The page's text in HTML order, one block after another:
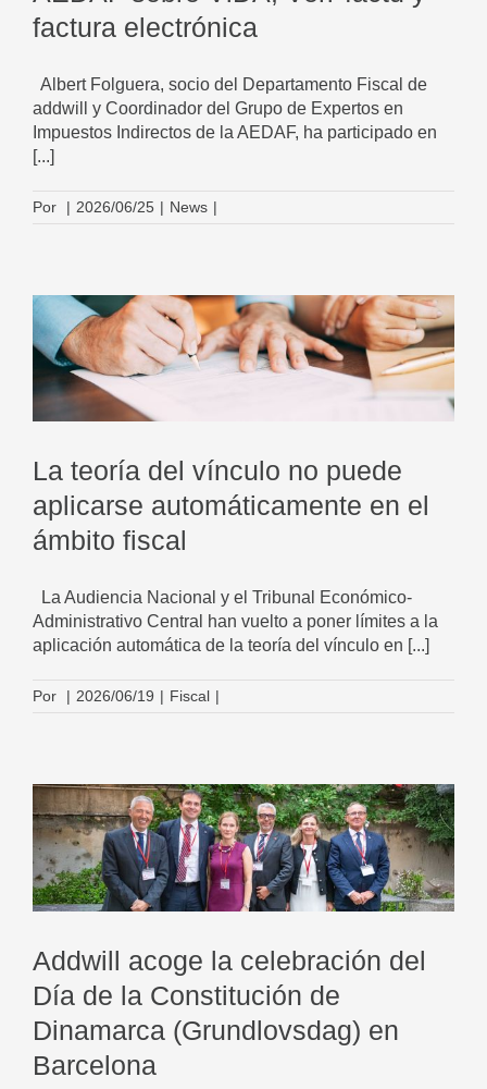
factura electrónica
Albert Folguera, socio del Departamento Fiscal de
addwill y Coordinador del Grupo de Expertos en
Impuestos Indirectos de la AEDAF, ha participado en
[...]
Por | 2026/06/25 | News |
La teoría del vínculo no puede
aplicarse automáticamente en el
ámbito fiscal
La Audiencia Nacional y el Tribunal Económico-
Administrativo Central han vuelto a poner límites a la
aplicación automática de la teoría del vínculo en [...]
Por | 2026/06/19 | Fiscal |
Addwill acoge la celebración del
Día de la Constitución de
Dinamarca (Grundlovsdag) en
Barcelona